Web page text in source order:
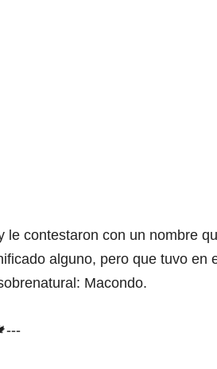
le contestaron con un nombre
alguno, pero que tuvo en
Macondo.